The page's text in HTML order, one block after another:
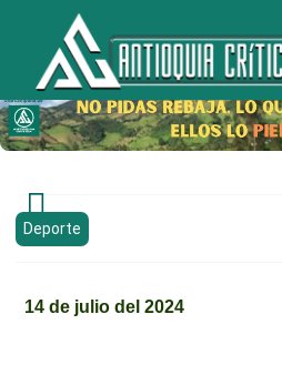

Deporte
14 de julio del 2024